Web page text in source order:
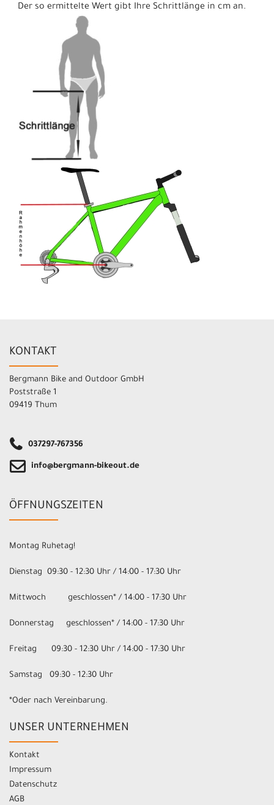
Der so ermittelte Wert gibt Ihre Schrittlänge in cm an.
KONTAKT
Bergmann Bike and Outdoor GmbH
Poststraße 1
09419 Thum
037297-767356
info@bergmann-bikeout.de
ÖFFNUNGSZEITEN
Montag Ruhetag!
Dienstag 09:30 - 12:30 Uhr / 14:00 - 17:30 Uhr
Mittwoch geschlossen* / 14:00 - 17:30 Uhr
Donnerstag geschlossen* / 14:00 - 17:30 Uhr
Freitag 09:30 - 12:30 Uhr / 14:00 - 17:30 Uhr
Samstag 09:30 - 12:30 Uhr
*Oder nach Vereinbarung.
UNSER UNTERNEHMEN
Kontakt
Impressum
Datenschutz
AGB